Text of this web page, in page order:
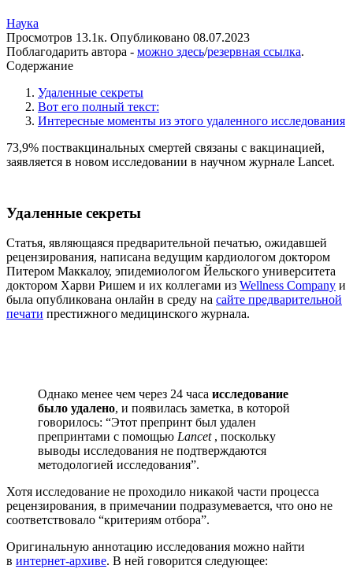
Наука
Просмотров 13.1к. Опубликовано 08.07.2023
Поблагодарить автора - можно здесь/резервная ссылка.
Содержание
Удаленные секреты
Вот его полный текст:
Интересные моменты из этого удаленного исследования
73,9% поствакцинальных смертей связаны с вакцинацией,
заявляется в новом исследовании в научном журнале Lancet.
Удаленные секреты
Статья, являющаяся предварительной печатью, ожидавшей
рецензирования, написана ведущим кардиологом доктором
Питером Маккалоу, эпидемиологом Йельского университета
доктором Харви Ришем и их коллегами из Wellness Company и
была опубликована онлайн в среду на сайте предварительной
печати престижного медицинского журнала.
Однако менее чем через 24 часа исследование
было удалено, и появилась заметка, в которой
говорилось: “Этот препринт был удален
препринтами с помощью Lancet , поскольку
выводы исследования не подтверждаются
методологией исследования”.
Хотя исследование не проходило никакой части процесса
рецензирования, в примечании подразумевается, что оно не
соответствовало “критериям отбора”.
Оригинальную аннотацию исследования можно найти
в интернет-архиве. В ней говорится cледующее: